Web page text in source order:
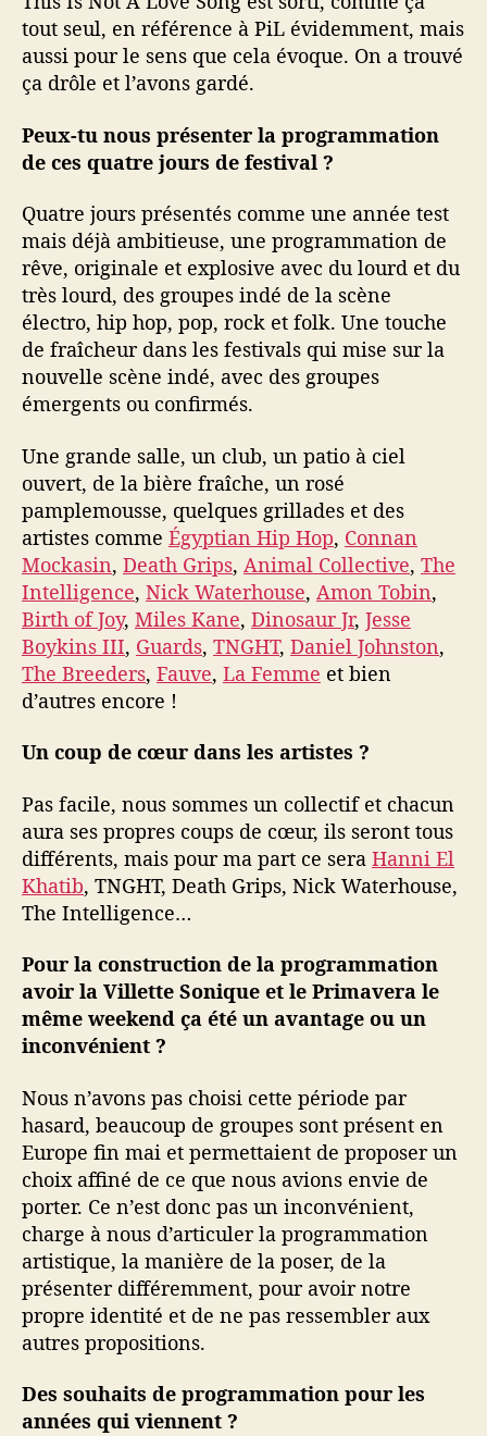
tout seul, en référence à PiL évidemment, mais
aussi pour le sens que cela évoque. On a trouvé
ça drôle et l’avons gardé.
Peux-tu nous présenter la programmation
de ces quatre jours de festival ?
Quatre jours présentés comme une année test
mais déjà ambitieuse, une programmation de
rêve, originale et explosive avec du lourd et du
très lourd, des groupes indé de la scène
électro, hip hop, pop, rock et folk. Une touche
de fraîcheur dans les festivals qui mise sur la
nouvelle scène indé, avec des groupes
émergents ou confirmés.
Une grande salle, un club, un patio à ciel
ouvert, de la bière fraîche, un rosé
pamplemousse, quelques grillades et des
artistes comme Égyptian Hip Hop, Connan
Mockasin, Death Grips, Animal Collective, The
Intelligence, Nick Waterhouse, Amon Tobin,
Birth of Joy, Miles Kane, Dinosaur Jr, Jesse
Boykins III, Guards, TNGHT, Daniel Johnston,
The Breeders, Fauve, La Femme et bien
d’autres encore !
Un coup de cœur dans les artistes ?
Pas facile, nous sommes un collectif et chacun
aura ses propres coups de cœur, ils seront tous
différents, mais pour ma part ce sera Hanni El
Khatib, TNGHT, Death Grips, Nick Waterhouse,
The Intelligence…
Pour la construction de la programmation
avoir la Villette Sonique et le Primavera le
même weekend ça été un avantage ou un
inconvénient ?
Nous n’avons pas choisi cette période par
hasard, beaucoup de groupes sont présent en
Europe fin mai et permettaient de proposer un
choix affiné de ce que nous avions envie de
porter. Ce n’est donc pas un inconvénient,
charge à nous d’articuler la programmation
artistique, la manière de la poser, de la
présenter différemment, pour avoir notre
propre identité et de ne pas ressembler aux
autres propositions.
Des souhaits de programmation pour les
années qui viennent ?